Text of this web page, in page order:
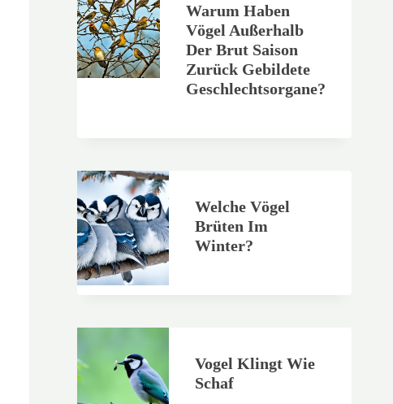
Warum Haben
Vögel Außerhalb
Der Brut Saison
Zurück Gebildete
Geschlechtsorgane?
Welche Vögel
Brüten Im
Winter?
Vogel Klingt Wie
Schaf